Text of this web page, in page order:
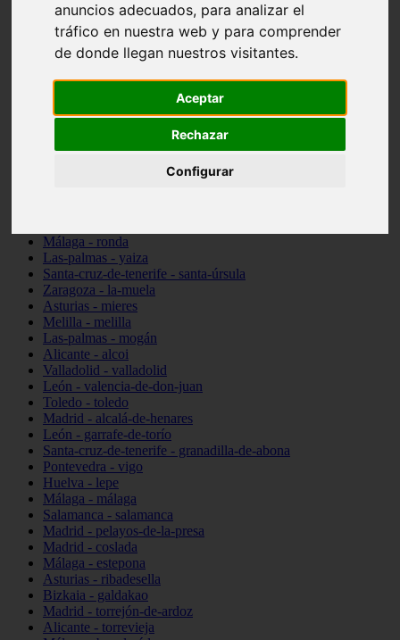
anuncios adecuados, para analizar el
tráfico en nuestra web y para comprender
de donde llegan nuestros visitantes.
Aceptar
Rechazar
Configurar
álava - vitoria-gasteiz
Málaga - marbella
Zaragoza - zaragoza
Barcelona - barcelona
Valencia - valencia
Toledo - seseña
Cantabria - val-de-san-vicente
Málaga - ronda
Las-palmas - yaiza
Santa-cruz-de-tenerife - santa-úrsula
Zaragoza - la-muela
Asturias - mieres
Melilla - melilla
Las-palmas - mogán
Alicante - alcoi
Valladolid - valladolid
León - valencia-de-don-juan
Toledo - toledo
Madrid - alcalá-de-henares
León - garrafe-de-torío
Santa-cruz-de-tenerife - granadilla-de-abona
Pontevedra - vigo
Huelva - lepe
Málaga - málaga
Salamanca - salamanca
Madrid - pelayos-de-la-presa
Madrid - coslada
Málaga - estepona
Asturias - ribadesella
Bizkaia - galdakao
Madrid - torrejón-de-ardoz
Alicante - torrevieja